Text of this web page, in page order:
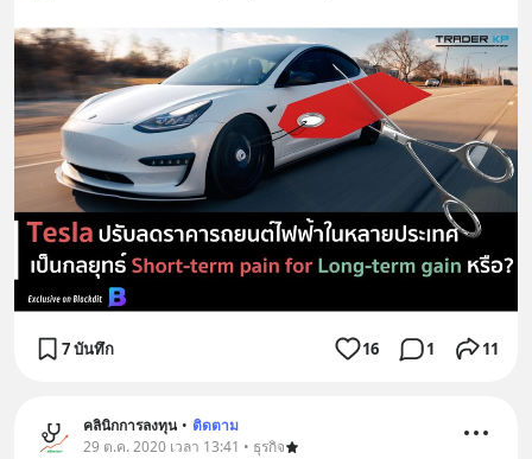
7 บันทึก 16 1 11
คลินิกการลงทุน • ติดตาม
29 ต.ค. 2020 เวลา 13:41 • ธุรกิจ